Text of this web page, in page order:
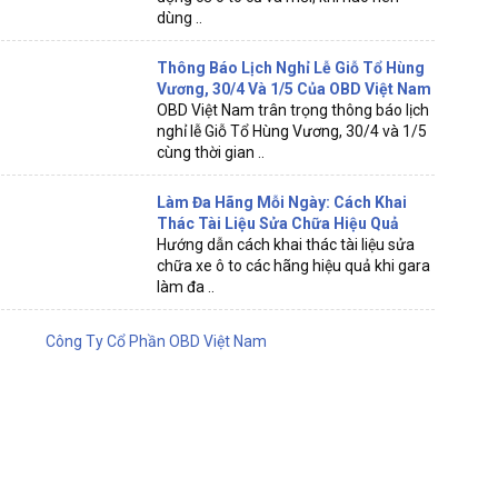
dùng ..
Thông Báo Lịch Nghỉ Lễ Giỗ Tổ Hùng
Vương, 30/4 Và 1/5 Của OBD Việt Nam
OBD Việt Nam trân trọng thông báo lịch
nghỉ lễ Giỗ Tổ Hùng Vương, 30/4 và 1/5
cùng thời gian ..
Làm Đa Hãng Mỗi Ngày: Cách Khai
Thác Tài Liệu Sửa Chữa Hiệu Quả
Hướng dẫn cách khai thác tài liệu sửa
chữa xe ô to các hãng hiệu quả khi gara
làm đa ..
Công Ty Cổ Phần OBD Việt Nam